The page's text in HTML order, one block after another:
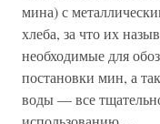
мина) с
хлеба, за что их
необходимые для
постановки мин, а
воды — все